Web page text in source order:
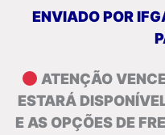
ENVIADO POR
ATENÇÃO
ESTARÁ
E AS OPÇÕES DE